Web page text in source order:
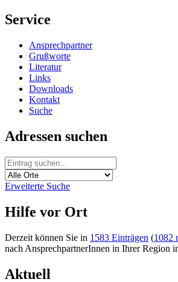
Service
Ansprechpartner
Grußworte
Literatur
Links
Downloads
Kontakt
Suche
Adressen suchen
Erweiterte Suche
Hilfe vor Ort
Derzeit können Sie in 1583 Einträgen (1082
nach AnsprechpartnerInnen in Ihrer Region
Aktuell